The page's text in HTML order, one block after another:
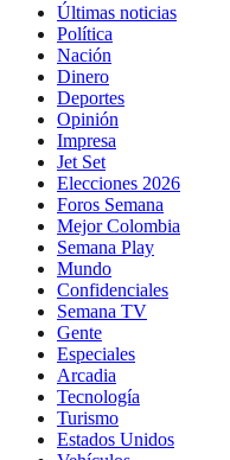
Últimas noticias
Política
Nación
Dinero
Deportes
Opinión
Impresa
Jet Set
Elecciones 2026
Foros Semana
Mejor Colombia
Semana Play
Mundo
Confidenciales
Semana TV
Gente
Especiales
Arcadia
Tecnología
Turismo
Estados Unidos